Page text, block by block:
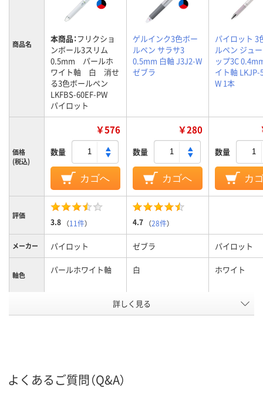
商品名 本商品：フリクショ
ンボール3スリム
0.5mm パールホ
ワイト軸 白 消せ
る3色ボールペン
LKFBS-60EF-PW
パイロット
ゲルインク3色ボー
ルペン サラサ3
0.5mm 白軸 J3J2-W
ゼブラ
パイロット 3
ルペン ジュ
ップ3C
イト軸 LKJP-
W 1本
価格
(税込)
￥576
数量
カゴへ
￥280
数量
カゴへ
数量
カ
評価
3.8 （11件） 4.7 （28件）
メーカー パイロット ゼブラ パイロット
軸色 パールホワイト軸 白 ホワイト
0.5mm
（ゲルインク）
詳しく見る
よくあるご質問（Q&A）